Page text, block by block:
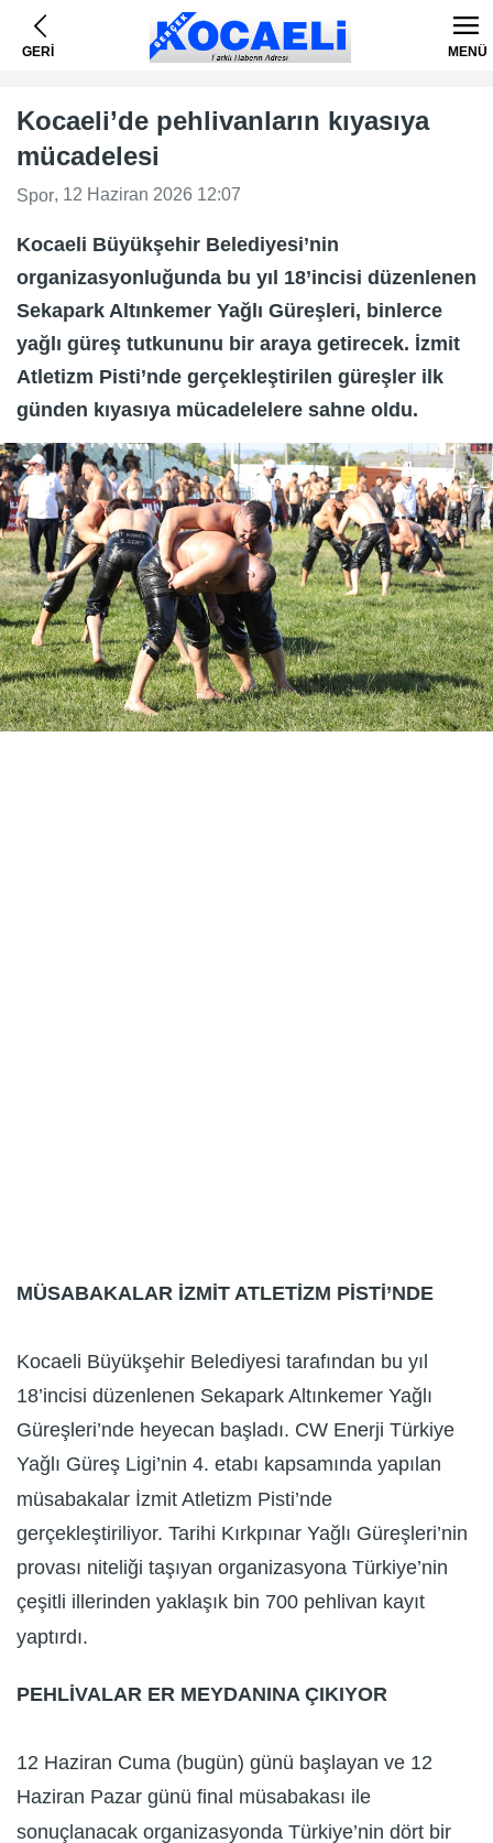
GERİ MENÜ
Kocaeli’de pehlivanların kıyasıya
mücadelesi
Spor, 12 Haziran 2026 12:07
Kocaeli Büyükşehir Belediyesi’nin
organizasyonluğunda bu yıl 18’incisi düzenlenen
Sekapark Altınkemer Yağlı Güreşleri, binlerce
yağlı güreş tutkununu bir araya getirecek. İzmit
Atletizm Pisti’nde gerçekleştirilen güreşler ilk
günden kıyasıya mücadelelere sahne oldu.
MÜSABAKALAR İZMİT ATLETİZM PİSTİ’NDE
Kocaeli Büyükşehir Belediyesi tarafından bu yıl
18’incisi düzenlenen Sekapark Altınkemer Yağlı
Güreşleri’nde heyecan başladı. CW Enerji Türkiye
Yağlı Güreş Ligi’nin 4. etabı kapsamında yapılan
müsabakalar İzmit Atletizm Pisti’nde
gerçekleştiriliyor. Tarihi Kırkpınar Yağlı Güreşleri’nin
provası niteliği taşıyan organizasyona Türkiye’nin
çeşitli illerinden yaklaşık bin 700 pehlivan kayıt
yaptırdı.
PEHLİVALAR ER MEYDANINA ÇIKIYOR
12 Haziran Cuma (bugün) günü başlayan ve 12
Haziran Pazar günü final müsabakası ile
sonuçlanacak organizasyonda Türkiye’nin dört bir